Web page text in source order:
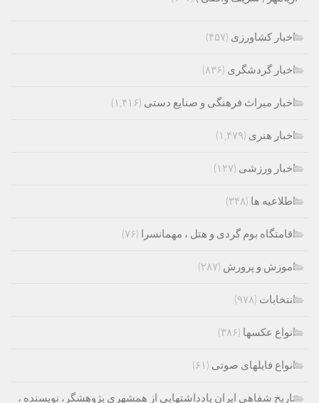
اخبار کشاورزی (۴۵۷)
اخبار گردشگری (۸۳۶)
اخبار میراث فرهنگی و صنایع دستی (۱,۴۱۶)
اخبار هنری (۱,۴۷۹)
اخبار ورزشی (۱۲۷)
اطلاعیه ها (۳۴۸)
اقامتگاه بوم گردی و هتل ، مهمانسرا (۷۶)
اموزش و پرورش (۲۸۷)
انتخابات (۹۷۸)
انواع عکسها (۳۸۶)
انواع فایلهای صوتی (۶۱)
تاریخ شفاهی ایران یادداشتهایی از همشهری پژوهشگر، نویسنده ،